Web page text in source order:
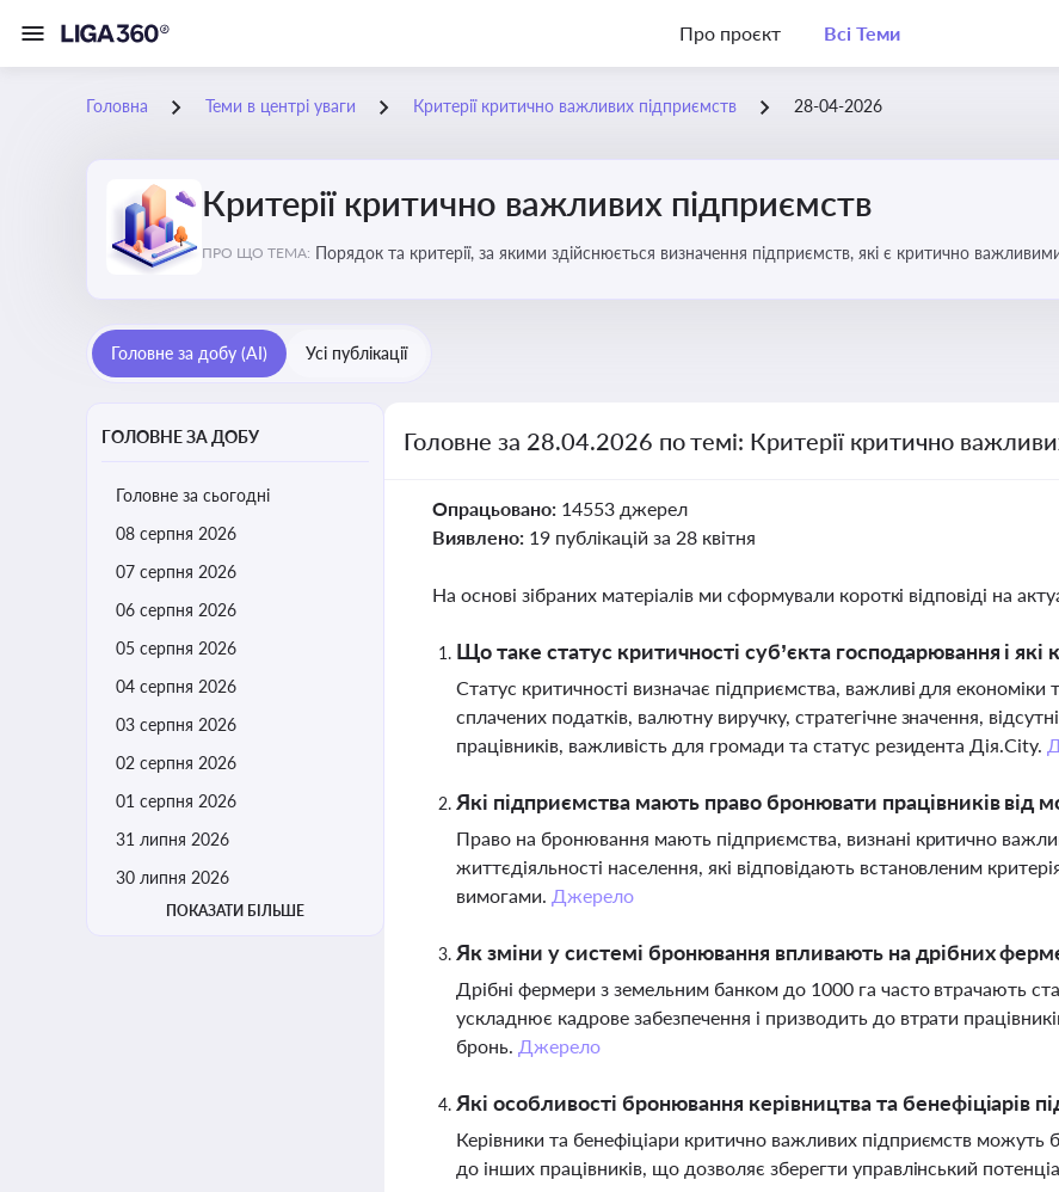
Про проєкт Всі Теми
Головна Теми в центрі уваги Критерії критично важливих підприємств 28-04-2026
Критерії критично важливих підприємств
ПРО ЩО ТЕМА: Порядок та критерії, за якими здійснюється визначення підприємств, які є критично
Головне за добу (AI) Усі публікації
ГОЛОВНЕ ЗА ДОБУ
Головне за сьогодні
08 серпня 2026
07 серпня 2026
06 серпня 2026
05 серпня 2026
04 серпня 2026
03 серпня 2026
02 серпня 2026
01 серпня 2026
31 липня 2026
30 липня 2026
ПОКАЗАТИ БІЛЬШЕ
Головне за 28.04.2026 по темі: Критерії критично
Опрацьовано: 14553 джерел
Виявлено: 19 публікацій за 28 квітня
На основі зібраних матеріалів ми сформували короткі відповіді на
Що таке статус критичності суб’єкта господарювання і які
Статус критичності визначає підприємства, важливі для
сплачених податків, валютну виручку, стратегічне значення,
працівників, важливість для громади та статус резидента Дія.City.
Які підприємства мають право бронювати працівників від
Право на бронювання мають підприємства, визнані критично
життєдіяльності населення, які відповідають встановленим
вимогами. Джерело
Як зміни у системі бронювання впливають на дрібних
Дрібні фермери з земельним банком до 1000 га часто втрачають
ускладнює кадрове забезпечення і призводить до втрати
бронь. Джерело
Які особливості бронювання керівництва та бенефіціарів
Керівники та бенефіціари критично важливих підприємств
до інших працівників, що дозволяє зберегти управлінський